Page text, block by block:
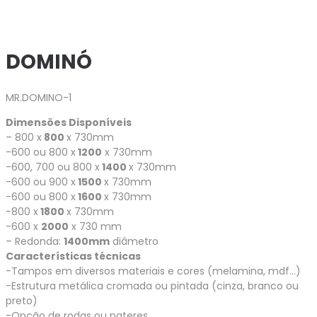
DOMINÓ
MR.DOMINO-1
Dimensões Disponíveis
– 800 x 800 x 730mm
-600 ou 800 x1200 x 730mm
-600, 700 ou 800 x1400 x 730mm
-600 ou 900 x1500 x 730mm
-600 ou 800 x1600 x 730mm
-800 x1800 x 730mm
-600 x 2000 x 730 mm
– Redonda: 1400mm diâmetro
Características técnicas
-Tampos em diversos materiais e cores (melamina, mdf…)
-Estrutura metálica cromada ou pintada (cinza, branco ou
preto)